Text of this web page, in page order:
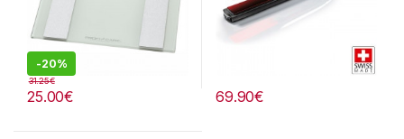
-20%
25.00€
31.25€
69.90€